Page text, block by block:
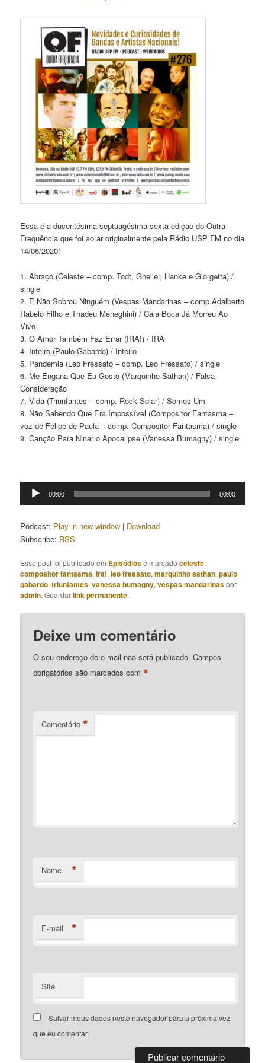
Essa é a ducentésima septuagésima sexta edição do Outra
Frequência que foi ao ar originalmente pela Rádio USP FM no dia
14/06/2020!
1. Abraço (Celeste – comp. Todt, Gheller, Hanke e Giorgetta) /
single
2. E Não Sobrou Ninguém (Vespas Mandarinas – comp.Adalberto
Rabelo Filho e Thadeu Meneghini) / Cala Boca Já Morreu Ao
Vivo
3. O Amor Também Faz Errar (IRA!) / IRA
4. Inteiro (Paulo Gabardo) / Inteiro
5. Pandemia (Leo Fressato – comp. Leo Fressato) / single
6. Me Engana Que Eu Gosto (Marquinho Sathan) / Falsa
Consideração
7. Vida (Triunfantes – comp. Rock Solar) / Somos Um
8. Não Sabendo Que Era Impossível (Compositor Fantasma –
voz de Felipe de Paula – comp. Compositor Fantasma) / single
9. Canção Para Ninar o Apocalipse (Vanessa Bumagny) / single
Tocador
00:00 00:00
Podcast: Play in new window | Download
Subscribe: RSS
Esse post foi publicado em Episódiose marcadoceleste,
compositor fantasma,Ira!,leo fressato,marquinho sathan,paulo
gabardo,triunfantes,vanessa bumagny,vespas mandarinaspor
admin. Guardarlink permanente.
Deixe um comentário
O seu endereço de e-mail não será publicado. Campos
obrigatórios são marcados com*
Comentário *
Nome *
E-mail *
Site
Salvar meus dados neste navegador para a próxima vez
que eu comentar.